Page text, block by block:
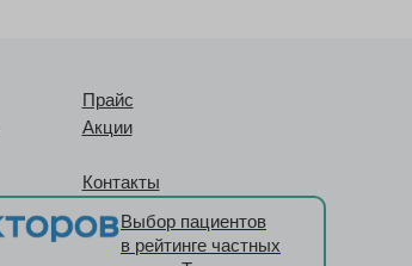
Прайс
Акции
Контакты
Выбор пациентов
в рейтинге частных